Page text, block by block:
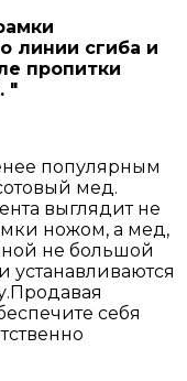
линии сгиба и
пропитки
"
популярным
мед.
выглядит не
ножом, а мед,
не большой
себя